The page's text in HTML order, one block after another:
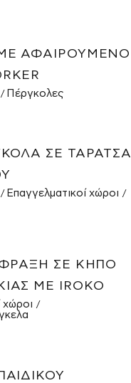
ΑΦΑΙΡΟΎΜΕΝΟ
Πέργκολες
ΣΕ ΤΑΡΆΤΣΑ
Επαγγελματικοί χώροι
ΣΕ ΚΉΠΟ
ΜΕ IROKO
χώροι